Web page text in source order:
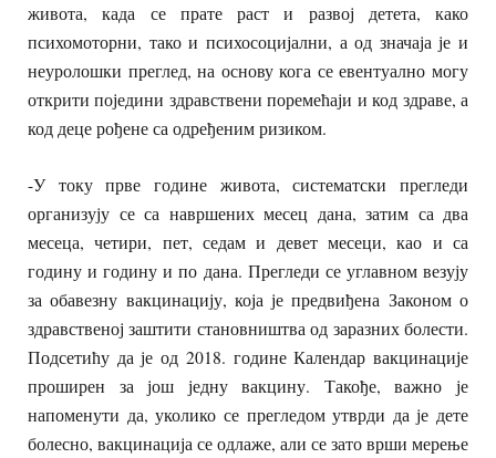
живота, када се прате раст и развој детета, како
психомоторни, тако и психосоцијални, а од значаја је и
неуролошки преглед, на основу кога се евентуално могу
открити поједини здравствени поремећаји и код здраве, а
код деце рођене са одређеним ризиком.
-У току прве године живота, систематски прегледи
организују се са навршених месец дана, затим са два
месеца, четири, пет, седам и девет месеци, као и са
годину и годину и по дана. Прегледи се углавном везују
за обавезну вакцинацију, која је предвиђена Законом о
здравственој заштити становништва од заразних болести.
Подсетићу да је од 2018. године Календар вакцинације
проширен за још једну вакцину. Такође, важно је
напоменути да, уколико се прегледом утврди да је дете
болесно, вакцинација се одлаже, али се зато врши мерење